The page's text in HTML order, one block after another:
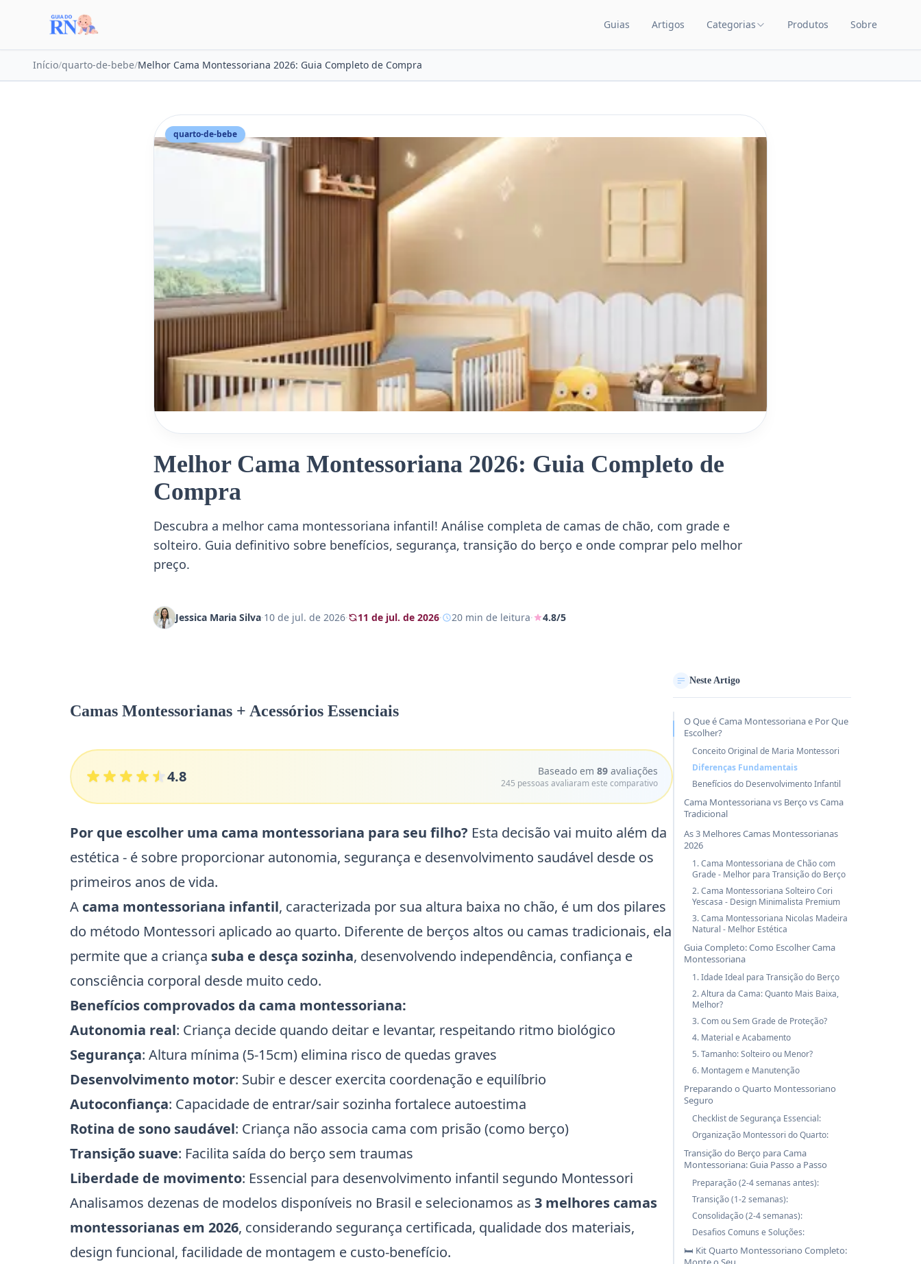
Guias Artigos Categorias
Guias para pais
Desenvolvimento
Carrinhos de Bebê
Amamentação
Produtos Sobre
Início/quarto-de-bebe/Melhor Cama Montessoriana 2026: Guia Completo de Compra
quarto-de-bebe
Melhor Cama Montessoriana 2026: Guia Completo de
Compra
Descubra a melhor cama montessoriana infantil! Análise completa de camas de chão, com grade e
solteiro. Guia definitivo sobre benefícios, segurança, transição do berço e onde comprar pelo melhor
preço.
Jessica Maria Silva·10 de jul. de 2026· 11 de jul. de 2026· 20 min de leitura· 4.8/5
Camas Montessorianas + Acessórios Essenciais
4.8 Baseado em 89 avaliações
245 pessoas avaliaram este comparativo
Por que escolher uma cama montessoriana para seu filho? Esta decisão vai muito além da
estética - é sobre proporcionar autonomia, segurança e desenvolvimento saudável desde os
primeiros anos de vida.
A cama montessoriana infantil, caracterizada por sua altura baixa no chão, é um dos pilares
do método Montessori aplicado ao quarto. Diferente de berços altos ou camas tradicionais, ela
permite que a criança suba e desça sozinha, desenvolvendo independência, confiança e
consciência corporal desde muito cedo.
Benefícios comprovados da cama montessoriana:
Autonomia real: Criança decide quando deitar e levantar, respeitando ritmo biológico
Segurança: Altura mínima (5-15cm) elimina risco de quedas graves
Desenvolvimento motor: Subir e descer exercita coordenação e equilíbrio
Autoconfiança: Capacidade de entrar/sair sozinha fortalece autoestima
Rotina de sono saudável: Criança não associa cama com prisão (como berço)
Transição suave: Facilita saída do berço sem traumas
Liberdade de movimento: Essencial para desenvolvimento infantil segundo Montessori
Analisamos dezenas de modelos disponíveis no Brasil e selecionamos as 3 melhores camas
montessorianas em 2026, considerando segurança certificada, qualidade dos materiais,
design funcional, facilidade de montagem e custo-benefício.
Neste Artigo
O Que é Cama Montessoriana e Por Que
Escolher?
Conceito Original de Maria Montessori
Diferenças Fundamentais
Benefícios do Desenvolvimento Infantil
Cama Montessoriana vs Berço vs Cama
Tradicional
As 3 Melhores Camas Montessorianas
2026
1. Cama Montessoriana de Chão com
Grade - Melhor para Transição do Berço
2. Cama Montessoriana Solteiro Cori
Yescasa - Design Minimalista Premium
3. Cama Montessoriana Nicolas Madeira
Natural - Melhor Estética
Guia Completo: Como Escolher Cama
Montessoriana
1. Idade Ideal para Transição do Berço
2. Altura da Cama: Quanto Mais Baixa,
Melhor?
3. Com ou Sem Grade de Proteção?
4. Material e Acabamento
5. Tamanho: Solteiro ou Menor?
6. Montagem e Manutenção
Preparando o Quarto Montessoriano
Seguro
Checklist de Segurança Essencial:
Organização Montessori do Quarto:
Transição do Berço para Cama
Montessoriana: Guia Passo a Passo
Preparação (2-4 semanas antes):
Transição (1-2 semanas):
Consolidação (2-4 semanas):
Desafios Comuns e Soluções:
🛏️ Kit Quarto Montessoriano Completo: